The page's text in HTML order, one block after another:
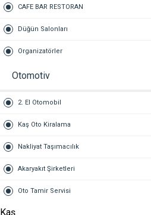
CAFE BAR RESTORAN
Düğün Salonları
Organizatörler
Otomotiv
2. El Otomobil
Kaş Oto Kiralama
Nakliyat Taşımacılık
Akaryakıt Şirketleri
Oto Tamir Servisi
Kaş